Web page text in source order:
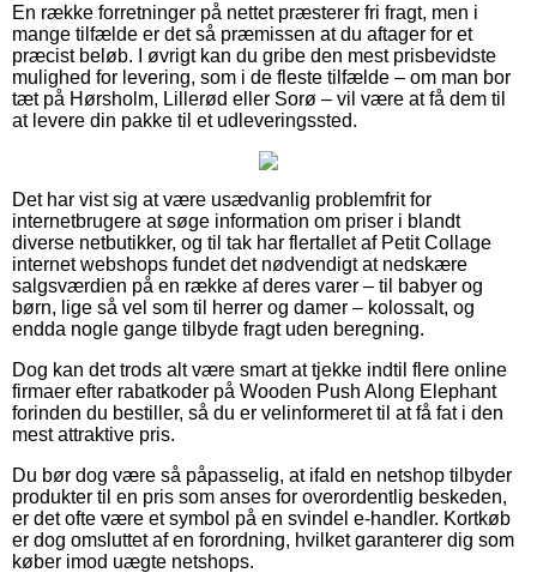
En række forretninger på nettet præsterer fri fragt, men i
mange tilfælde er det så præmissen at du aftager for et
præcist beløb. I øvrigt kan du gribe den mest prisbevidste
mulighed for levering, som i de fleste tilfælde – om man bor
tæt på Hørsholm, Lillerød eller Sorø – vil være at få dem til
at levere din pakke til et udleveringssted.
Det har vist sig at være usædvanlig problemfrit for
internetbrugere at søge information om priser i blandt
diverse netbutikker, og til tak har flertallet af Petit Collage
internet webshops fundet det nødvendigt at nedskære
salgsværdien på en række af deres varer – til babyer og
børn, lige så vel som til herrer og damer – kolossalt, og
endda nogle gange tilbyde fragt uden beregning.
Dog kan det trods alt være smart at tjekke indtil flere online
firmaer efter rabatkoder på Wooden Push Along Elephant
forinden du bestiller, så du er velinformeret til at få fat i den
mest attraktive pris.
Du bør dog være så påpasselig, at ifald en netshop tilbyder
produkter til en pris som anses for overordentlig beskeden,
er det ofte være et symbol på en svindel e-handler. Kortkøb
er dog omsluttet af en forordning, hvilket garanterer dig som
køber imod uægte netshops.